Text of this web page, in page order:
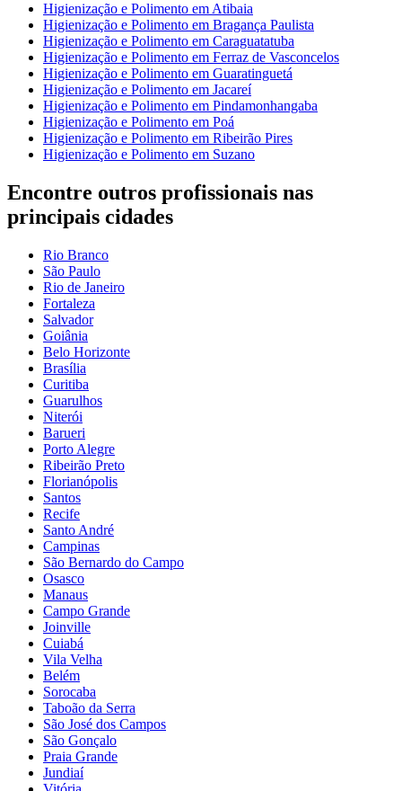
Higienização e Polimento em Atibaia
Higienização e Polimento em Bragança Paulista
Higienização e Polimento em Caraguatatuba
Higienização e Polimento em Ferraz de Vasconcelos
Higienização e Polimento em Guaratinguetá
Higienização e Polimento em Jacareí
Higienização e Polimento em Pindamonhangaba
Higienização e Polimento em Poá
Higienização e Polimento em Ribeirão Pires
Higienização e Polimento em Suzano
Encontre outros profissionais nas
principais cidades
Rio Branco
São Paulo
Rio de Janeiro
Fortaleza
Salvador
Goiânia
Belo Horizonte
Brasília
Curitiba
Guarulhos
Niterói
Barueri
Porto Alegre
Ribeirão Preto
Florianópolis
Santos
Recife
Santo André
Campinas
São Bernardo do Campo
Osasco
Manaus
Campo Grande
Joinville
Cuiabá
Vila Velha
Belém
Sorocaba
Taboão da Serra
São José dos Campos
São Gonçalo
Praia Grande
Jundiaí